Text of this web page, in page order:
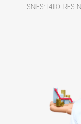
SNIES: 14110.